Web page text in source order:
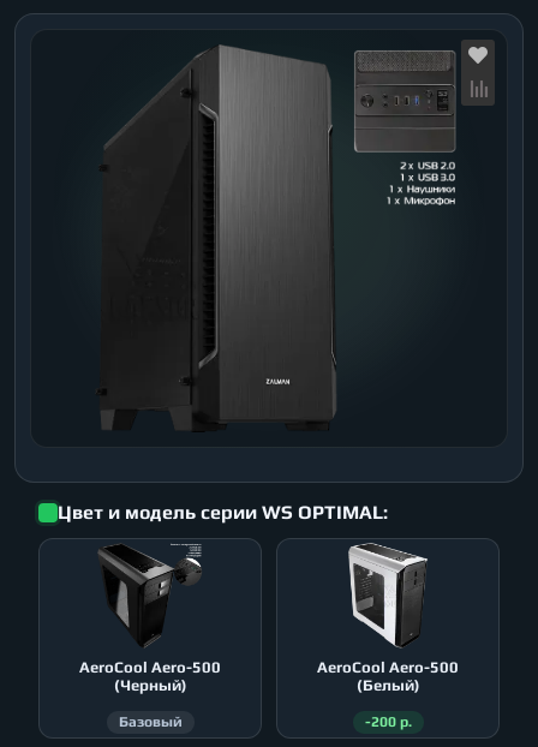
Цвет и модель серии WS OPTIMAL:
AeroСool Aero-500
(Черный)
Базовый
AeroСool Aero-500
(Белый)
-200 р.